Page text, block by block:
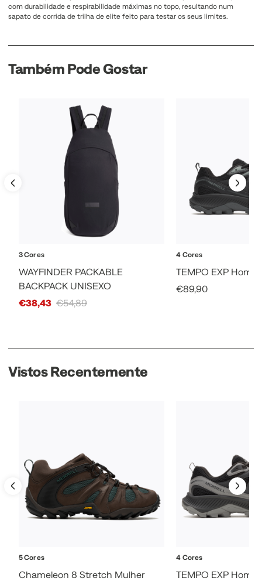
com durabilidade e respirabilidade máximas no topo, resultando num
sapato de corrida de trilha de elite feito para testar os seus limites.
Também Pode Gostar
3 Cores
WAYFINDER PACKABLE
BACKPACK UNISEXO
Sale Price
€38,43 €54,89
4 Cores
TEMPO EXP
Sale Price
€89,90
Vistos Recentemente
5 Cores
Chameleon 8 Stretch Mulher
4 Cores
TEMPO EXP